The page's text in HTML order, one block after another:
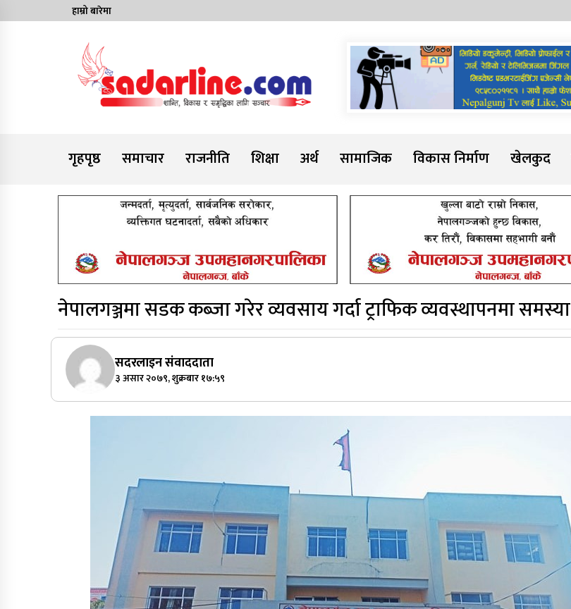
to
हाम्रो बारेमा
Sadarline
गृहपृष्ठ
समाचार राजनीति शिक्षा अर्थ सामाजिक विकास निर्माण खेलकुद
नेपालगञ्जमा सडक कब्जा गरेर व्यवसाय गर्दा ट्राफिक व्यवस्थापनमा समस्या
सदरलाइन संवाददाता
३ असार २०७९, शुक्रबार १७:५९